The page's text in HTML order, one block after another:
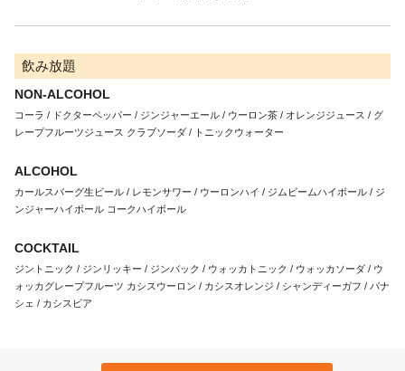
飲み放題
NON-ALCOHOL
コーラ / ドクターペッパー / ジンジャーエール / ウーロン茶 / オレンジジュース / グ
レープフルーツジュース クラブソーダ / トニックウォーター
ALCOHOL
カールスバーグ生ビール / レモンサワー / ウーロンハイ / ジムビームハイボール / ジ
ンジャーハイボール コークハイボール
COCKTAIL
ジントニック / ジンリッキー / ジンバック / ウォッカトニック / ウォッカソーダ / ウ
ォッカグレープフルーツ カシスウーロン / カシスオレンジ / シャンディーガフ / パナ
シェ / カシスビア